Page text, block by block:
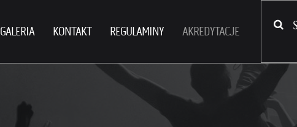
GALERIA KONTAKT REGULAMINY AKREDYTACJE